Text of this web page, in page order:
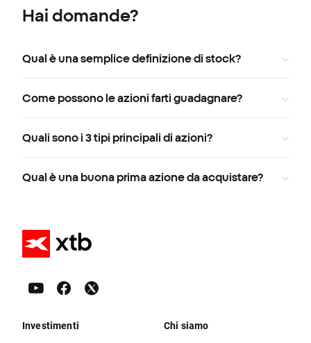
Hai domande?
Qual è una semplice definizione di stock?
Come possono le azioni farti guadagnare?
Quali sono i 3 tipi principali di azioni?
Qual è una buona prima azione da acquistare?
Investimenti Chi siamo